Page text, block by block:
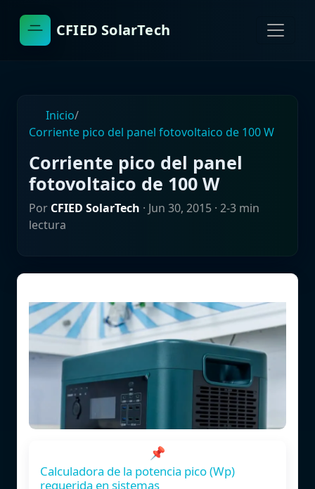
CFIED SolarTech
Inicio/
Corriente pico del panel fotovoltaico de 100 W
Corriente pico del panel
fotovoltaico de 100 W
Por CFIED SolarTech · Jun 30, 2015 · 2-3 min
lectura
📌
Calculadora de la potencia pico (Wp)
requerida en sistemas